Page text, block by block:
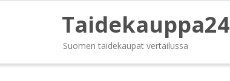
Taidekauppa24
Suomen taidekaupat vertailussa